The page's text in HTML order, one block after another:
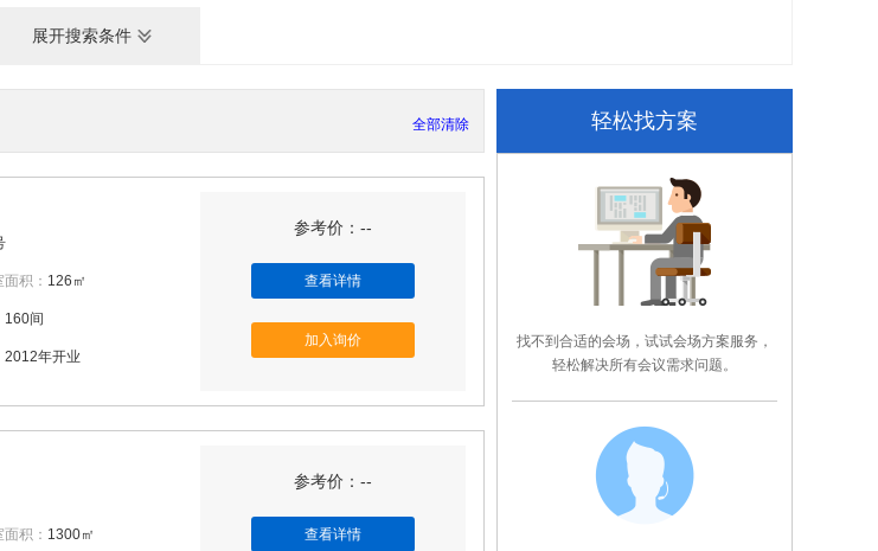
展开搜索条件
全部清除
积： 126㎡
160间
2012年开业
参考价：--
查看详情
加入询价
积： 1300㎡
参考价：--
查看详情
轻松找方案
找不到合适的会场，试试会场方案服务，
轻松解决所有会议需求问题。